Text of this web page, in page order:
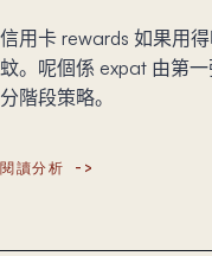
信用卡 rewards 如果用
蚊。呢個係 expat 由第
分階段策略。
閱讀分析